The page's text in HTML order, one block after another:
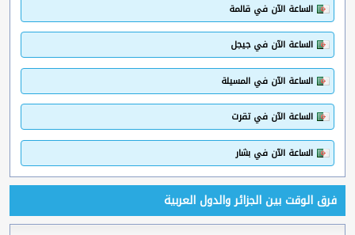
الساعة الآن في قالمة
الساعة الآن في جيجل
الساعة الآن في المسيلة
الساعة الآن في تقرت
الساعة الآن في بشار
فرق الوقت بين الجزائر والدول العربية